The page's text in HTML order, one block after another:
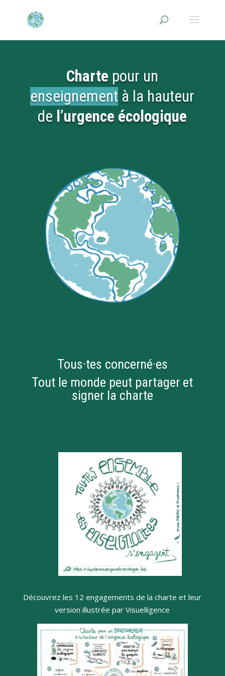
Charte pour un
enseignement à la hauteur
de l’urgence écologique
Tous·tes concerné·es
Tout le monde peut partager et
signer la charte
Découvrez les 12 engagements de la charte et leur
version illustrée par Visuelligence